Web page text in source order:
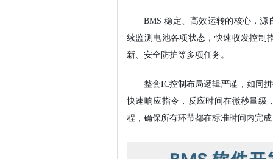
BMS 稳定、高效运转的核心，源
续监测电池各项状态，快速收发控制
新、安全防护等多项任务。
整套IC控制布局逻辑严谨，如同
快速响应指令， 反应时间在微秒量级
程，确保所有环节都在标准时间内完